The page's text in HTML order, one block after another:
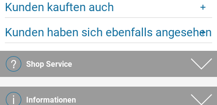
Kunden kauften auch
Kunden haben sich ebenfalls angesehen
Shop Service
Informationen